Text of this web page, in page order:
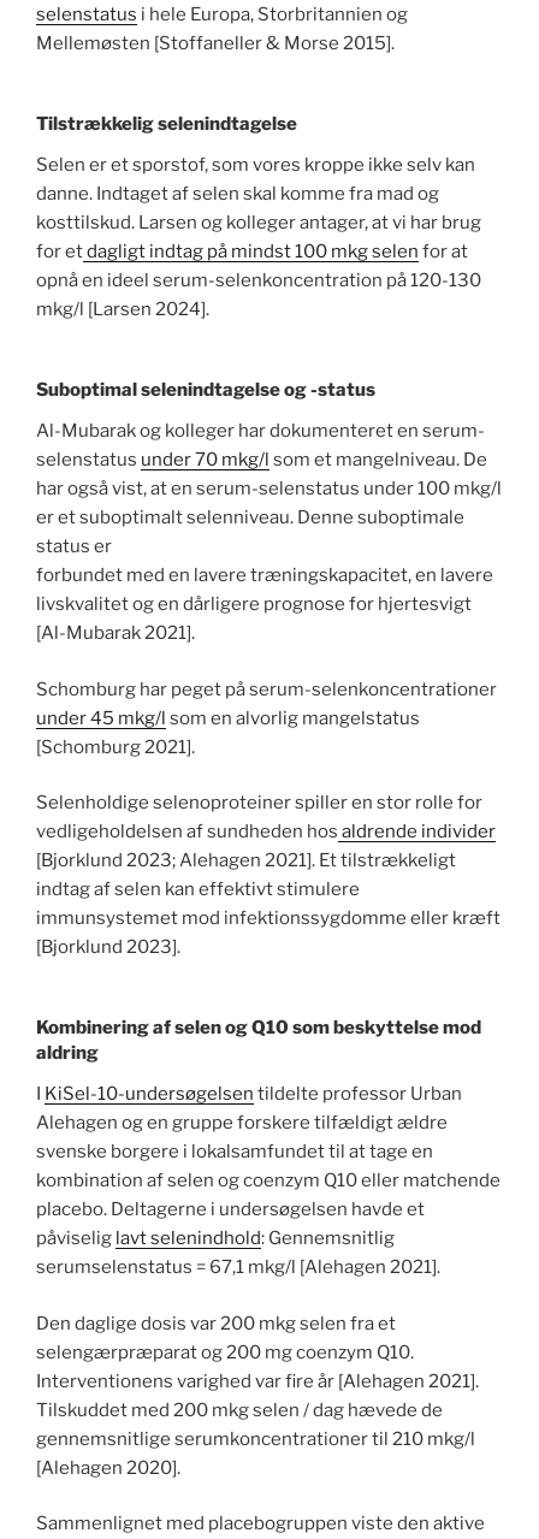
selenstatus i hele Europa, Storbritannien og
Mellemøsten [Stoffaneller & Morse 2015].
Tilstrækkelig selenindtagelse
Selen er et sporstof, som vores kroppe ikke selv kan
danne. Indtaget af selen skal komme fra mad og
kosttilskud. Larsen og kolleger antager, at vi har brug
for etdagligt indtag på mindst 100 mkg selen for at
opnå en ideel serum-selenkoncentration på 120-130
mkg/l [Larsen 2024].
Suboptimal selenindtagelse og -status
Al-Mubarak og kolleger har dokumenteret en serum-
selenstatus under 70 mkg/l som et mangelniveau. De
har også vist, at en serum-selenstatus under 100 mkg/l
er et suboptimalt selenniveau. Denne suboptimale
status er
forbundet med en lavere træningskapacitet, en lavere
livskvalitet og en dårligere prognose for hjertesvigt
[Al-Mubarak 2021].
Schomburg har peget på serum-selenkoncentrationer
under 45 mkg/l som en alvorlig mangelstatus
[Schomburg 2021].
Selenholdige selenoproteiner spiller en stor rolle for
vedligeholdelsen af sundheden hos aldrende individer
[Bjorklund 2023; Alehagen 2021]. Et tilstrækkeligt
indtag af selen kan effektivt stimulere
immunsystemet mod infektionssygdomme eller kræft
[Bjorklund 2023].
Kombinering af selen og Q10 som beskyttelse mod
aldring
I KiSel-10-undersøgelsen tildelte professor Urban
Alehagen og en gruppe forskere tilfældigt ældre
svenske borgere i lokalsamfundet til at tage en
kombination af selen og coenzym Q10 eller matchende
placebo. Deltagerne i undersøgelsen havde et
påviselig lavt selenindhold: Gennemsnitlig
serumselenstatus = 67,1 mkg/l [Alehagen 2021].
Den daglige dosis var 200 mkg selen fra et
selengærpræparat og 200 mg coenzym Q10.
Interventionens varighed var fire år [Alehagen 2021].
Tilskuddet med 200 mkg selen / dag hævede de
gennemsnitlige serumkoncentrationer til 210 mkg/l
[Alehagen 2020].
Sammenlignet med placebogruppen viste den aktive